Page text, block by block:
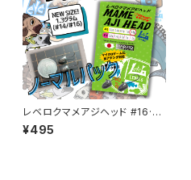
レベロクマメアジヘッド #16·#1
4ノーマルパック【JigHead Ma
nia】 各サイズ
¥495